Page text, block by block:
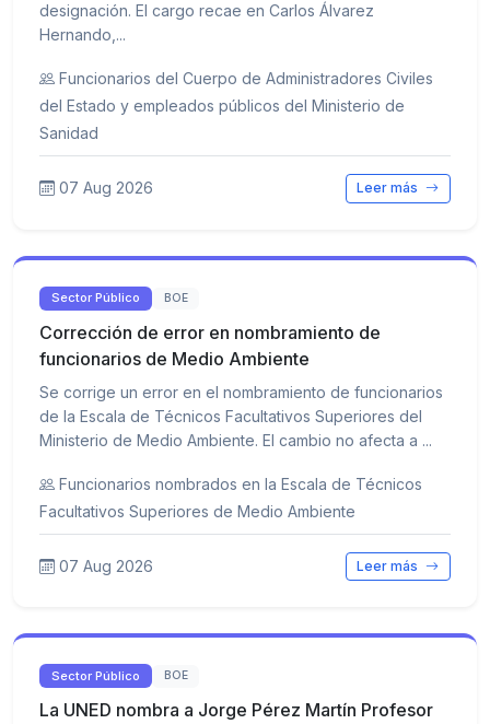
designación. El cargo recae en Carlos Álvarez
Hernando,...
Funcionarios del Cuerpo de Administradores Civiles
del Estado y empleados públicos del Ministerio de
Sanidad
07 Aug 2026 Leer más
Sector Público BOE
Corrección de error en nombramiento de
funcionarios de Medio Ambiente
Se corrige un error en el nombramiento de funcionarios
de la Escala de Técnicos Facultativos Superiores del
Ministerio de Medio Ambiente. El cambio no afecta a ...
Funcionarios nombrados en la Escala de Técnicos
Facultativos Superiores de Medio Ambiente
07 Aug 2026 Leer más
Sector Público BOE
La UNED nombra a Jorge Pérez Martín Profesor